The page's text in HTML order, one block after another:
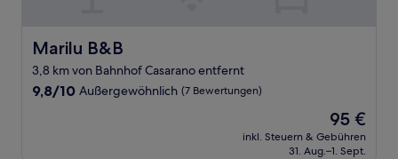
Marilu B&B
Marilu B&B
3,8 km von Bahnhof Casarano entfernt
9.8
9,8/10 Außergewöhnlich (7 Bewertungen)
Der
Preis
beträgt
95 €
inkl. Steuern & Gebühren
31. Aug.–1. Sept.